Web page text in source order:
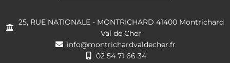
25, RUE NATIONALE - MONTRICHARD 41400 Montrichard
Val de Cher
info@montrichardvaldecher.fr
02 54 71 66 34